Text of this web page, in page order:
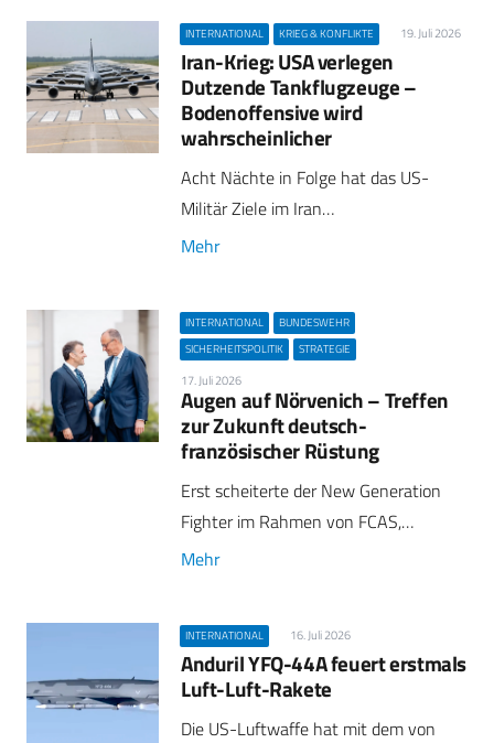
INTERNATIONAL KRIEG & KONFLIKTE 19. Juli 2026
Iran-Krieg: USA verlegen
Dutzende Tankflugzeuge –
Bodenoffensive wird
wahrscheinlicher
Acht Nächte in Folge hat das US-
Militär Ziele im Iran…
Mehr
INTERNATIONAL
BUNDESWEHR
SICHERHEITSPOLITIK
STRATEGIE
17. Juli 2026
Augen auf Nörvenich – Treffen
zur Zukunft deutsch-
französischer Rüstung
Erst scheiterte der New Generation
Fighter im Rahmen von FCAS,…
Mehr
INTERNATIONAL 16. Juli 2026
Anduril YFQ-44A feuert erstmals
Luft-Luft-Rakete
Die US-Luftwaffe hat mit dem von